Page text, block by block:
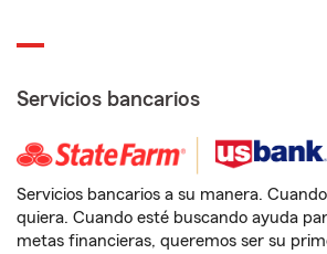
Servicios bancarios
Servicios bancarios a su manera.
quiera. Cuando esté buscando ayuda
metas financieras, queremos ser su